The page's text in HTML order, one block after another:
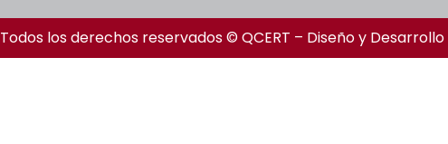
Todos los derechos reservados © QCERT – Diseño y Desarrollo